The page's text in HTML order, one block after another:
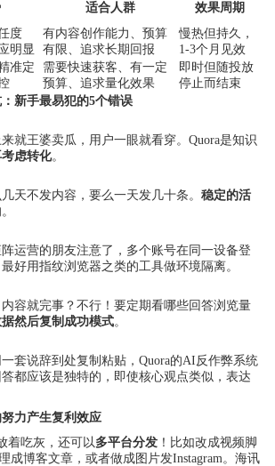
适合人群
效果周期
度
明显
有内容创作能力、预算
有限、追求长期回报
慢热但持久，
1-3个月见效
准定
需要快速获客、有一定
预算、追求量化效果
即时但随投放
停止而结束
新手最易犯的5个错误
来就王婆卖瓜，用户一眼就看穿。Quora是知识
虑转化。
几天不发内容，要么一天发几十条。 稳定的活
阵运营的朋友注意了，多个账号在同一设备登
好用指纹浏览器之类的工具做环境隔离。
内容就完事？不行！要定期看哪些回答浏览量
然后复制成功模式。
一套说辞到处复制粘贴，Quora的AI反作弊系统
都应该是独特的，即使核心观点类似，表达
力产生复利效应
着吃灰，还可以多平台分发 ！比如改成视频脚
成博客文章，或者做成图片发Instagram。海讯